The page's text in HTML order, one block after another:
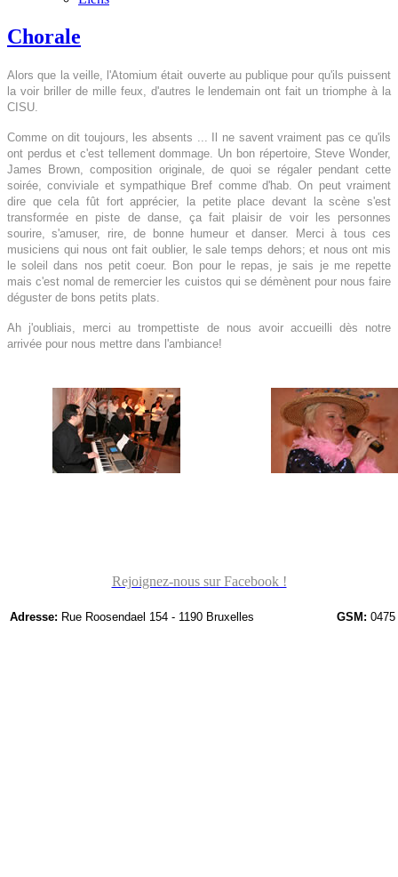
Chorale
Alors que la veille, l'Atomium était ouverte au publique pour qu'ils puissent
la voir briller de mille feux, d'autres le lendemain ont fait un triomphe à la
CISU.
Comme on dit toujours, les absents ... Il ne savent vraiment pas ce qu'ils
ont perdus et c'est tellement dommage. Un bon répertoire, Steve Wonder,
James Brown, composition originale, de quoi se régaler pendant cette
soirée, conviviale et sympathique Bref comme d'hab.On peut vraiment
dire que cela fût fort apprécier, la petite place devant la scène s'est
transformée en piste de danse, ça fait plaisir de voir les personnes
sourire, s'amuser, rire, de bonne humeur et danser.
Merci à tous ces
musiciens qui nous ont fait oublier, le sale temps dehors; et nous ont mis
le soleil dans nos petit coeur.
Bon pour le repas, je sais je me repette
mais c'est nomal de remercier les cuistos qui se démènent pour nous faire
déguster de bons petits plats.
Ah j'oubliais, merci au trompettiste de nous avoir accueilli dès notre
arrivée pour nous mettre dans l'ambiance!
Rejoignez-nous sur Facebook !
Adresse: Rue Roosendael 154 - 1190 Bruxelles GSM: